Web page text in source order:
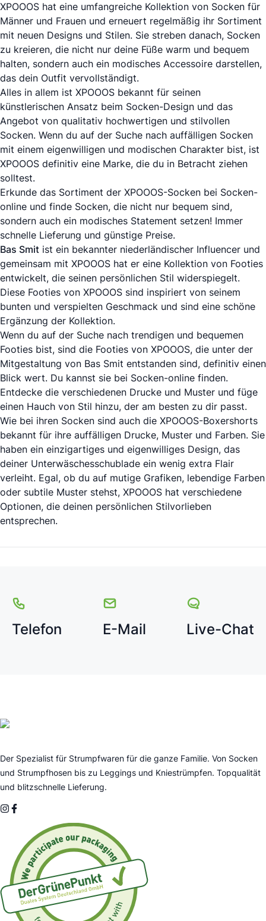
XPOOOS hat eine umfangreiche Kollektion von Socken für
Männer und Frauen und erneuert regelmäßig ihr Sortiment
mit neuen Designs und Stilen. Sie streben danach, Socken
zu kreieren, die nicht nur deine Füße warm und bequem
halten, sondern auch ein modisches Accessoire darstellen,
das dein Outfit vervollständigt.
Alles in allem ist XPOOOS bekannt für seinen
künstlerischen Ansatz beim Socken-Design und das
Angebot von qualitativ hochwertigen und stilvollen
Socken. Wenn du auf der Suche nach auffälligen Socken
mit einem eigenwilligen und modischen Charakter bist, ist
XPOOOS definitiv eine Marke, die du in Betracht ziehen
solltest.
Erkunde das Sortiment der XPOOOS-Socken bei Socken-
online und finde Socken, die nicht nur bequem sind,
sondern auch ein modisches Statement setzen! Immer
schnelle Lieferung und günstige Preise.
Bas Smit ist ein bekannter niederländischer Influencer und
gemeinsam mit XPOOOS hat er eine Kollektion von Footies
entwickelt, die seinen persönlichen Stil widerspiegelt.
Diese Footies von XPOOOS sind inspiriert von seinem
bunten und verspielten Geschmack und sind eine schöne
Ergänzung der Kollektion.
Wenn du auf der Suche nach trendigen und bequemen
Footies bist, sind die Footies von XPOOOS, die unter der
Mitgestaltung von Bas Smit entstanden sind, definitiv einen
Blick wert. Du kannst sie bei Socken-online finden.
Entdecke die verschiedenen Drucke und Muster und füge
einen Hauch von Stil hinzu, der am besten zu dir passt.
Wie bei ihren Socken sind auch die XPOOOS-Boxershorts
bekannt für ihre auffälligen Drucke, Muster und Farben. Sie
haben ein einzigartiges und eigenwilliges Design, das
deiner Unterwäschesschublade ein wenig extra Flair
verleiht. Egal, ob du auf mutige Grafiken, lebendige Farben
oder subtile Muster stehst, XPOOOS hat verschiedene
Optionen, die deinen persönlichen Stilvorlieben
entsprechen.
Telefon E-Mail Live-Chat
Der Spezialist für Strumpfwaren für die ganze Familie. Von Socken
und Strumpfhosen bis zu Leggings und Kniestrümpfen. Topqualität
und blitzschnelle Lieferung.